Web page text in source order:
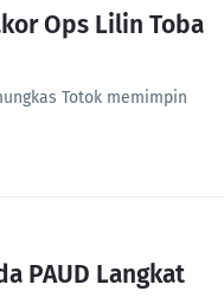
Ops Lilin Toba
Totok memimpin
PAUD Langkat